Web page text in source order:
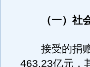
（一）社会
接受的捐赠
463.23亿元，